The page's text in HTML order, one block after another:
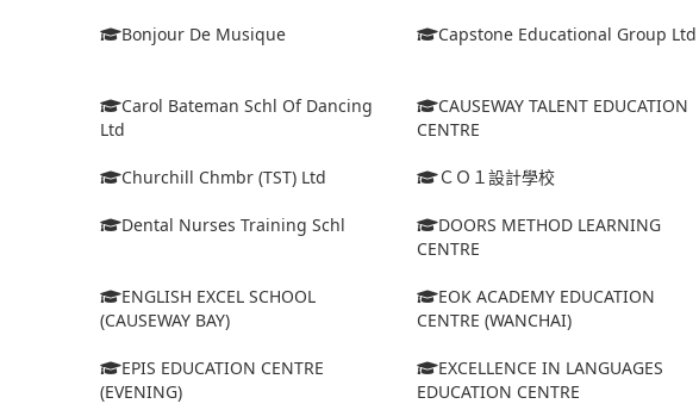
Bonjour De Musique Capstone Educational Group Ltd
Carol Bateman Schl Of Dancing
Ltd
CAUSEWAY TALENT EDUCATION
CENTRE
Churchill Chmbr (TST) Ltd ＣＯ１設計學校
Dental Nurses Training Schl
DOORS METHOD LEARNING
CENTRE
ENGLISH EXCEL SCHOOL
(CAUSEWAY BAY)
EOK ACADEMY EDUCATION
CENTRE (WANCHAI)
EPIS EDUCATION CENTRE
(EVENING)
EXCELLENCE IN LANGUAGES
EDUCATION CENTRE